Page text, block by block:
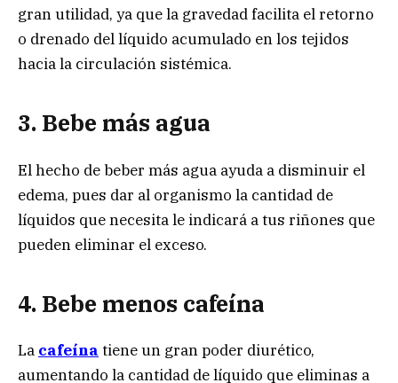
gran utilidad, ya que la gravedad facilita el retorno
o drenado del líquido acumulado en los tejidos
hacia la circulación sistémica.
3. Bebe más agua
El hecho de beber más agua ayuda a disminuir el
edema, pues dar al organismo la cantidad de
líquidos que necesita le indicará a tus riñones que
pueden eliminar el exceso.
4. Bebe menos cafeína
La cafeína tiene un gran poder diurético,
aumentando la cantidad de líquido que eliminas a